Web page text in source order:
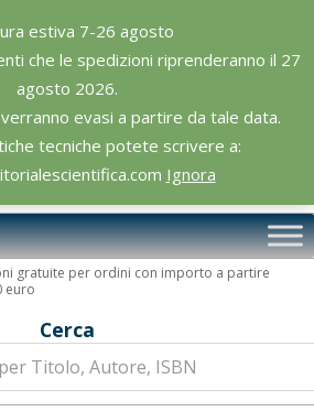
estiva 7-26 agosto
che le spedizioni riprenderanno il 27
agosto 2026.
evasi a partire da tale data.
tecniche potete scrivere a:
Ignora
gratuite per ordini con importo a partire
euro
Cerca